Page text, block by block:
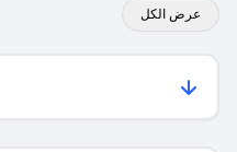
عرض الكل